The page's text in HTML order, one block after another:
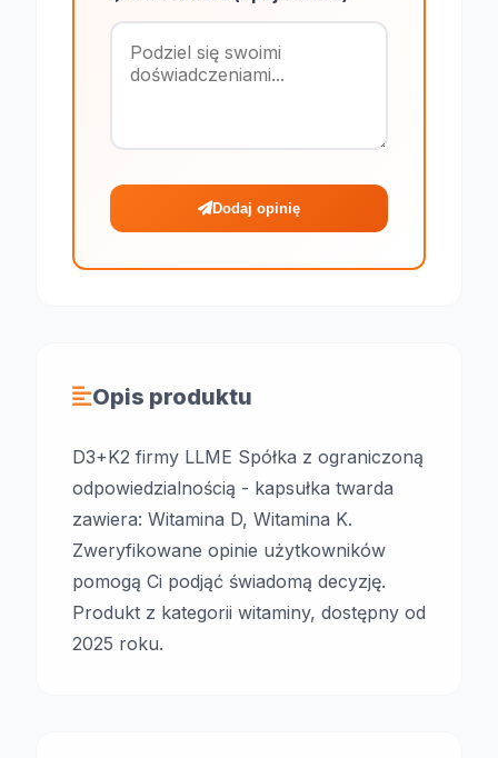
Maksymalnie
Dodaj opinię
Opis produktu
D3+K2 firmy LLME Spółka z ograniczoną
odpowiedzialnością - kapsułka twarda
zawiera: Witamina D, Witamina K.
Zweryfikowane opinie użytkowników
pomogą Ci podjąć świadomą decyzję.
Produkt z kategorii witaminy, dostępny od
2025 roku.